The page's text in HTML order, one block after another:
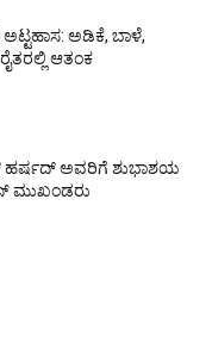
ಅಟ್ಟಹಾಸ: ಅಡಿಕೆ, ಬಾಳೆ,
ಆತಂಕ
ಹರ್ಷದ್ ಅವರಿಗೆ ಶುಭಾಶಯ
ಮುಖಂಡರು